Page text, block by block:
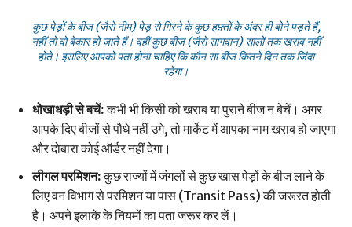
कुछ पेड़ों के बीज (जैसे नीम) पेड़ से गिरने के कुछ हफ़्तों के अंदर ही बोने पड़ते हैं,
नहीं तो वो बेकार हो जाते हैं। वहीं कुछ बीज (जैसे सागवान) सालों तक खराब नहीं
होते। इसलिए आपको पता होना चाहिए कि कौन सा बीज कितने दिन तक जिंदा
रहेगा।
धोखाधड़ी से बचें:कभी भी किसी को खराब या पुराने बीज न बेचें। अगर
आपके दिए बीजों से पौधे नहीं उगे, तो मार्केट में आपका नाम खराब हो जाएगा
और दोबारा कोई ऑर्डर नहीं देगा।
लीगल परमिशन:कुछ राज्यों में जंगलों से कुछ खास पेड़ों के बीज लाने के
लिए वन विभाग से परमिशन या पास (Transit Pass) की जरूरत होती
है। अपने इलाके के नियमों का पता जरूर कर लें।